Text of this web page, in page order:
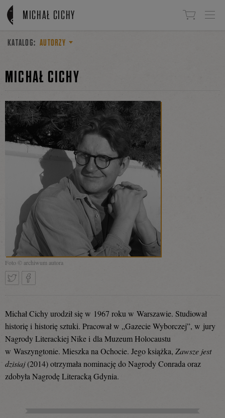
Linki do przejścia
MICHAŁ CICHY
KATALOG: AUTORZY
MICHAŁ CICHY
Foto © archiwum autora
się
Michał Cichy urodził się w 1967 roku w Warszawie. Studiował
historię i historię sztuki. Pracował w „Gazecie Wyborczej”, w jury
Nagrody Literackiej Nike i dla Muzeum Holocaustu
w Waszyngtonie. Mieszka na Ochocie. Jego książka, Zawsze jest
dzisiaj(2014) otrzymała nominację do Nagrody Conrada oraz
zdobyła Nagrodę Literacką Gdynia.